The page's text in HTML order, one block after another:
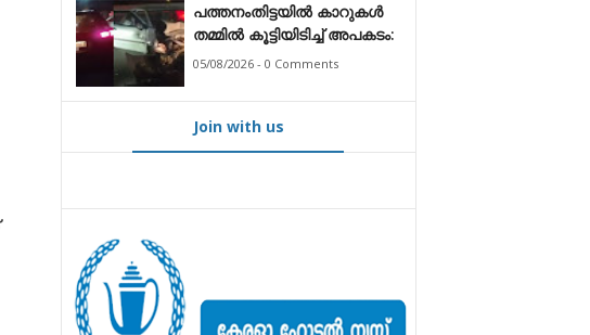
പത്തനംതിട്ടയിൽ കാറുകൾ
തമ്മിൽ കൂട്ടിയിടിച്ച് അപകടം:
05/08/2026 - 0 Comments
Join with us